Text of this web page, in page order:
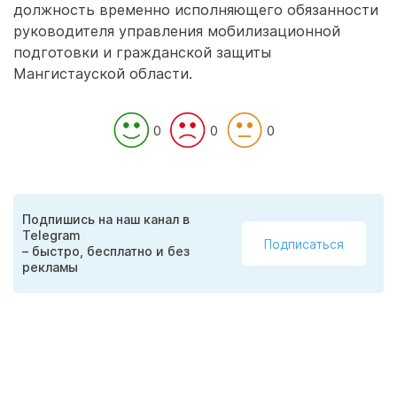
должность временно исполняющего обязанности
руководителя управления мобилизационной
подготовки и гражданской защиты
Мангистауской области.
0 0 0
Подпишись на наш канал в
Telegram
– быстро, бесплатно и без
рекламы
Подписаться